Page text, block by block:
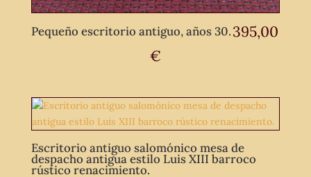
Pequeño escritorio antiguo, años 30.395,00
€
Escritorio antiguo salomónico mesa de
despacho antigua estilo Luis XIII barroco
rústico renacimiento.